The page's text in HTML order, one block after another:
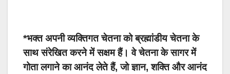
*भक्त अपनी व्यक्तिगत चेतना को ब्रह्मांडीय चेतना के
साथ संरेखित करने में सक्षम हैं। वे चेतना के सागर में
गोता लगाने का आनंद लेते हैं, जो ज्ञान, शक्ति और आनंद